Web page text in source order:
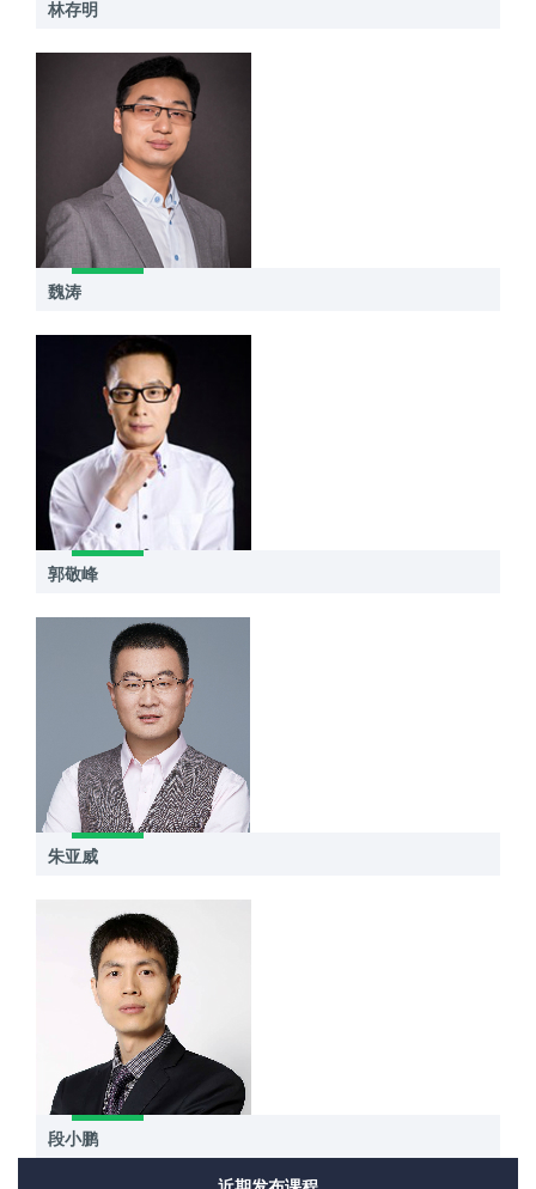
林存明
魏涛
郭敬峰
朱亚威
段小鹏